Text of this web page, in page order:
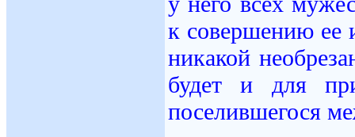
к совершению ее
никакой
будет и для
поселившегося